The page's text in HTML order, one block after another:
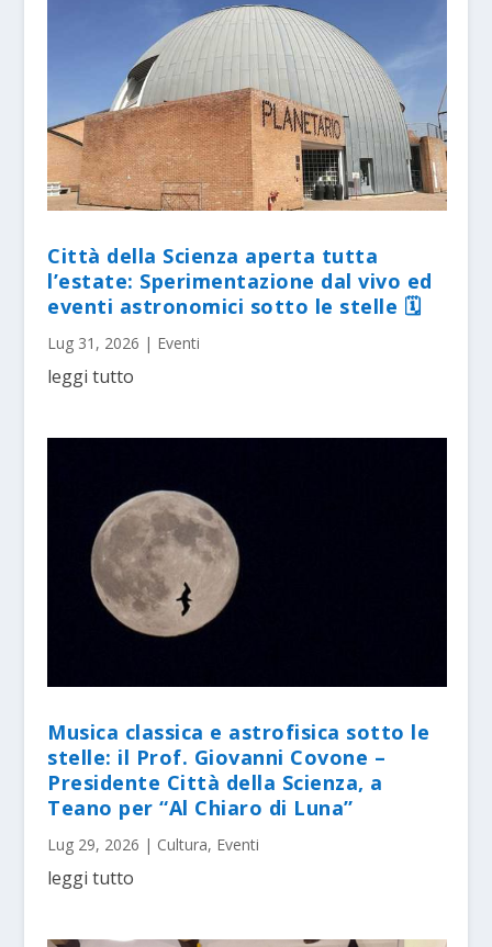
Città della Scienza aperta tutta
l’estate: Sperimentazione dal vivo ed
eventi astronomici sotto le stelle 🗓
Lug 31, 2026 | Eventi
leggi tutto
Musica classica e astrofisica sotto le
stelle: il Prof. Giovanni Covone –
Presidente Città della Scienza, a
Teano per “Al Chiaro di Luna”
Lug 29, 2026 | Cultura, Eventi
leggi tutto